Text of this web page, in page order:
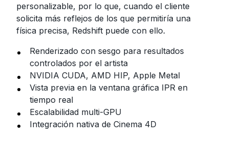
personalizable, por lo que, cuando el cliente
solicita más reflejos de los que permitiría una
física precisa, Redshift puede con ello.
Renderizado con sesgo para resultados
controlados por el artista
NVIDIA CUDA, AMD HIP, Apple Metal
Vista previa en la ventana gráfica IPR en
tiempo real
Escalabilidad multi-GPU
Integración nativa de Cinema 4D